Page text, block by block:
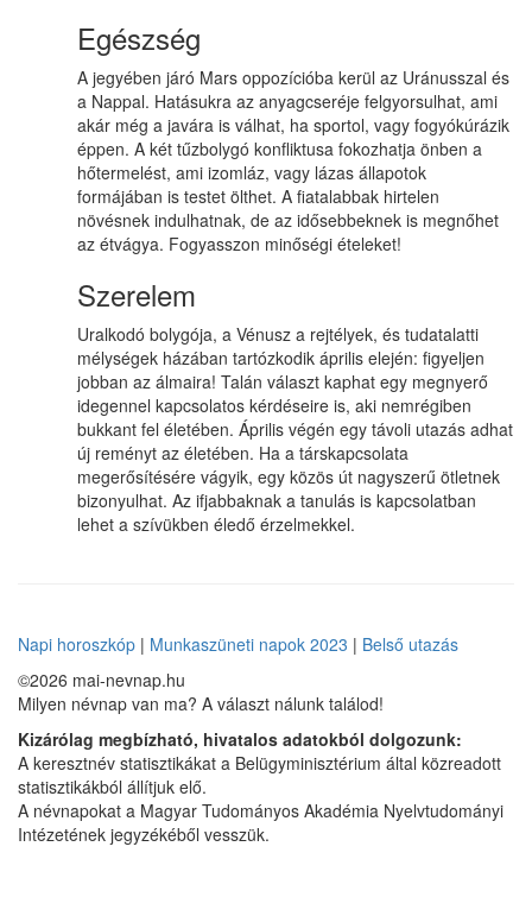
Egészség
A jegyében járó Mars oppozícióba kerül az Uránusszal és
a Nappal. Hatásukra az anyagcseréje felgyorsulhat, ami
akár még a javára is válhat, ha sportol, vagy fogyókúrázik
éppen. A két tűzbolygó konfliktusa fokozhatja önben a
hőtermelést, ami izomláz, vagy lázas állapotok
formájában is testet ölthet. A fiatalabbak hirtelen
növésnek indulhatnak, de az idősebbeknek is megnőhet
az étvágya. Fogyasszon minőségi ételeket!
Szerelem
Uralkodó bolygója, a Vénusz a rejtélyek, és tudatalatti
mélységek házában tartózkodik április elején: figyeljen
jobban az álmaira! Talán választ kaphat egy megnyerő
idegennel kapcsolatos kérdéseire is, aki nemrégiben
bukkant fel életében. Április végén egy távoli utazás adhat
új reményt az életében. Ha a társkapcsolata
megerősítésére vágyik, egy közös út nagyszerű ötletnek
bizonyulhat. Az ifjabbaknak a tanulás is kapcsolatban
lehet a szívükben éledő érzelmekkel.
Napi horoszkóp | Munkaszüneti napok 2023 | Belső utazás
©2026 mai-nevnap.hu
Milyen névnap van ma? A választ nálunk találod!
Kizárólag megbízható, hivatalos adatokból dolgozunk:
A keresztnév statisztikákat a Belügyminisztérium által közreadott
statisztikákból állítjuk elő.
A névnapokat a Magyar Tudományos Akadémia Nyelvtudományi
Intézetének jegyzékéből vesszük.